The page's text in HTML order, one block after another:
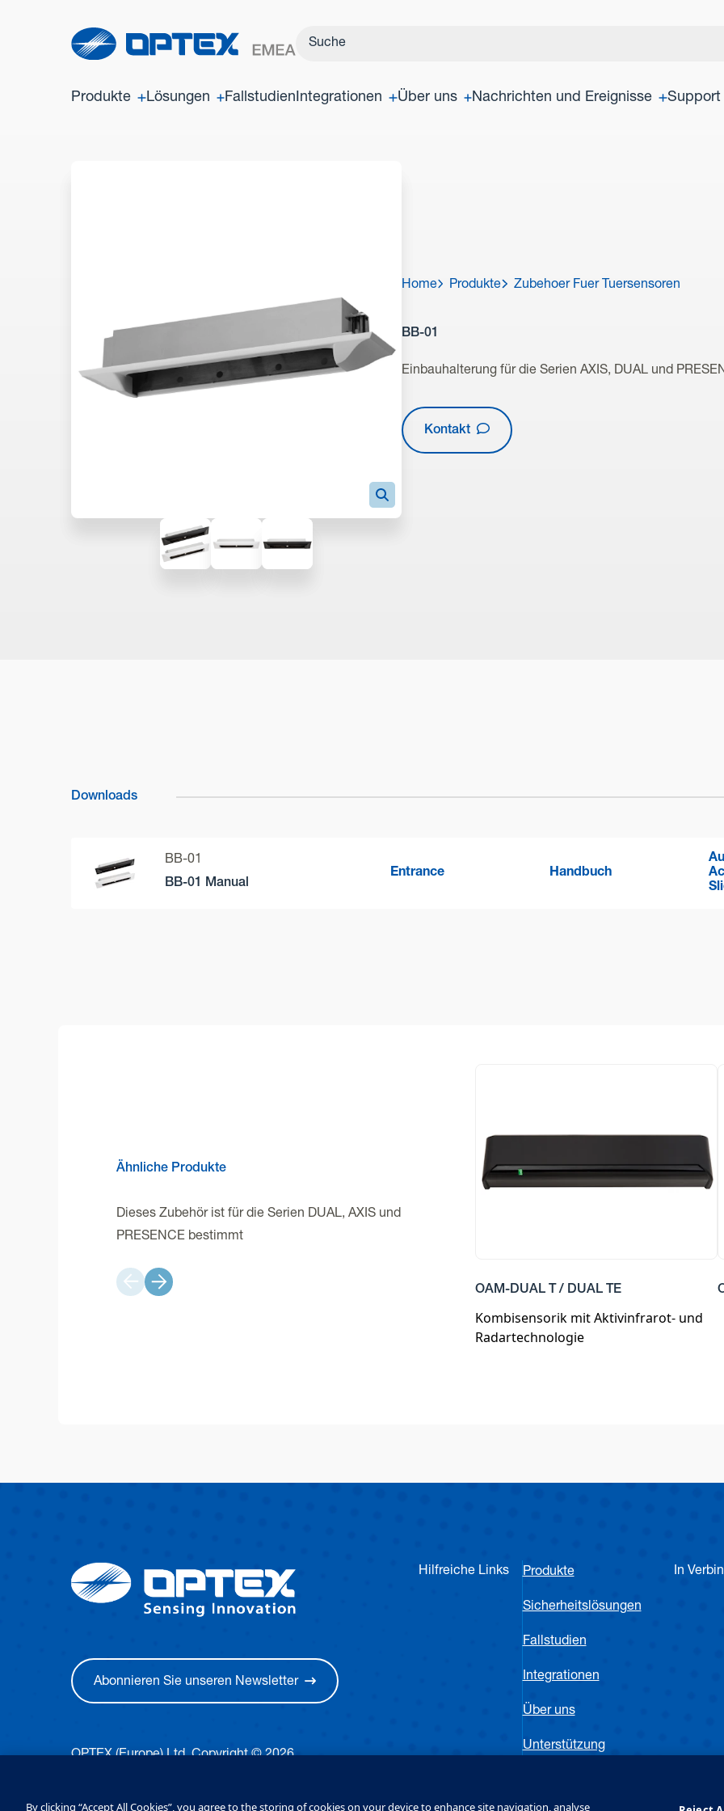
Produkte Lösungen FallstudienIntegrationen Über uns Nachrichten und Ereignisse Support
Home Produkte Zubehoer Fuer Tuersensoren
BB-01
Einbauhalterung für die Serien AXIS, DUAL und
Kontakt
Downloads
BB-01
BB-01 Manual
Entrance Handbuch
Ähnliche Produkte
Dieses Zubehör ist für die Serien DUAL, AXIS und
PRESENCE bestimmt
OAM-DUAL T / DUAL TE
Kombisensorik mit Aktivinfrarot- und
Radartechnologie
Abonnieren Sie unseren Newsletter
OPTEX (Europe) Ltd. Copyright © 2026
Hilfreiche Links Produkte
Sicherheitslösungen
Fallstudien
Integrationen
Über uns
Unterstützung
In
By clicking “Accept All Cookies”, you agree to the storing of cookies on your device to enhance site navigation, analyse